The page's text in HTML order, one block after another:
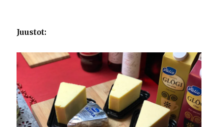
Juustot: